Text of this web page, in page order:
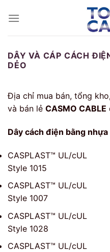
DÂY VÀ CÁP CÁCH
DẺO
Địa chỉ mua bán, tổng
và bán lẻ CASMO CABLE
Dây cách điện bằng
CASPLAST™ UL/cUL
Style 1015
CASPLAST™ UL/cUL
Style 1007
CASPLAST™ UL/cUL
Style 1028
CASPLAST™ UL/cUL